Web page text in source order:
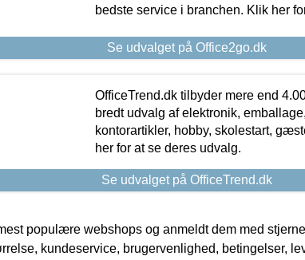
bedste service i branchen. Klik her
Se udvalget på Office2go.dk
OfficeTrend.dk tilbyder mere end
bredt udvalg af elektronik,
kontorartikler, hobby, skolestart,
her for at se deres udvalg.
Se udvalget på OfficeTrend.dk
populære webshops og anmeldt dem med
kundeservice, brugervenlighed, betingelser,